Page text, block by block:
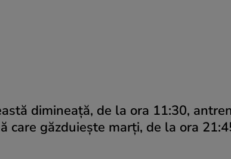
dimineaţă, de la ora 11:30,
găzduieşte marţi, de la ora